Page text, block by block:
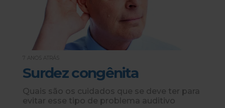
7 ANOS ATRÁS
Surdez congênita
Quais são os cuidados que se deve ter para
evitar esse tipo de problema auditivo